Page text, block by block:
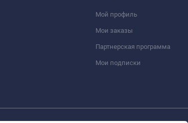
Мой профиль
Мои заказы
Партнерская программа
Мои подписки